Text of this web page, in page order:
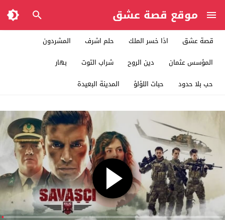
موقع قصة عشق
قصة عشق اذا خسر الملك حلم اشرف
المشردون
المؤسس عثمان
دين الروح شراب التوت
بهار
حب بلا حدود
حبات اللؤلؤ المدينة البعيدة